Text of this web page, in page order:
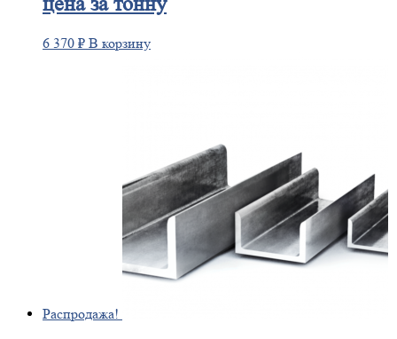
6 370 ₽ В корзину
Распродажа!